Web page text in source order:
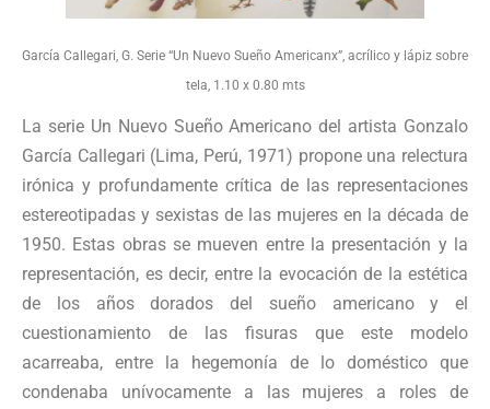
García Callegari, G. Serie “Un Nuevo Sueño Americanx”, acrílico y lápiz sobre
tela, 1.10 x 0.80 mts
La serie Un Nuevo Sueño Americano del artista Gonzalo
García Callegari (Lima, Perú, 1971) propone una relectura
irónica y profundamente crítica de las representaciones
estereotipadas y sexistas de las mujeres en la década de
1950. Estas obras se mueven entre la presentación y la
representación, es decir, entre la evocación de la estética
de los años dorados del sueño americano y el
cuestionamiento de las fisuras que este modelo
acarreaba, entre la hegemonía de lo doméstico que
condenaba unívocamente a las mujeres a roles de